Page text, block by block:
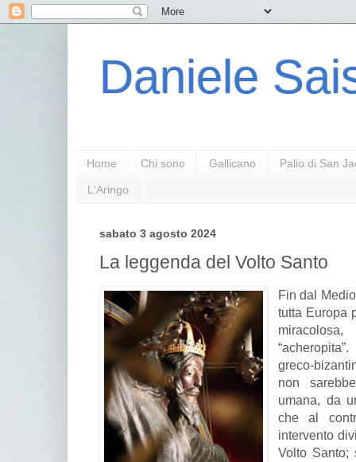
Daniele
Home Chi sono Gallicano Palio di San
L'Aringo
sabato 3 agosto 2024
La leggenda del Volto Santo
Fin dal
tutta Europa
greco-
non
umana, da
che al
intervento
Volto Santo;